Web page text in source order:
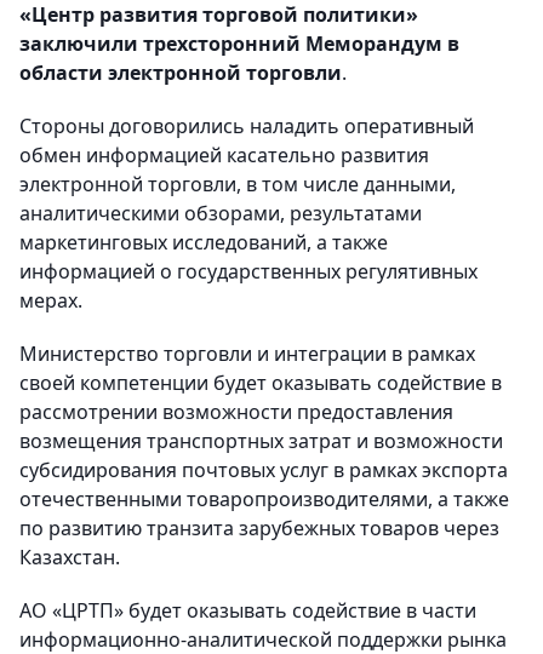
«Центр развития торговой политики»
заключили трехсторонний Меморандум в
области электронной торговли.
Стороны договорились наладить оперативный
обмен информацией касательно развития
электронной торговли, в том числе данными,
аналитическими обзорами, результатами
маркетинговых исследований, а также
информацией о государственных регулятивных
мерах.
Министерство торговли и интеграции в рамках
своей компетенции будет оказывать содействие в
рассмотрении возможности предоставления
возмещения транспортных затрат и возможности
субсидирования почтовых услуг в рамках экспорта
отечественными товаропроизводителями, а также
по развитию транзита зарубежных товаров через
Казахстан.
АО «ЦРТП» будет оказывать содействие в части
информационно-аналитической поддержки рынка